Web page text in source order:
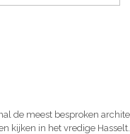
de meest besproken
kijken in het vredige